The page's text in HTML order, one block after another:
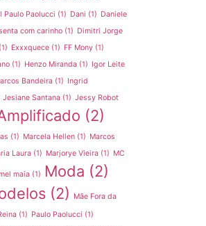
Paolucci (1) Dani (1) Daniele
com carinho (1) Dimitri Jorge
(1) Exxxquece (1) FF Mony (1)
(1) Henzo Miranda (1) Igor Leite
Bandeira (1) Ingrid
Jesiane Santana (1) Jessy Robot
(2)
(1) Marcela Hellen (1) Marcos
Laura (1) Marjorye Vieira (1) MC
maia (1) Moda (2)
(2)
Mãe Fora da
(1) Paulo Paolucci (1)